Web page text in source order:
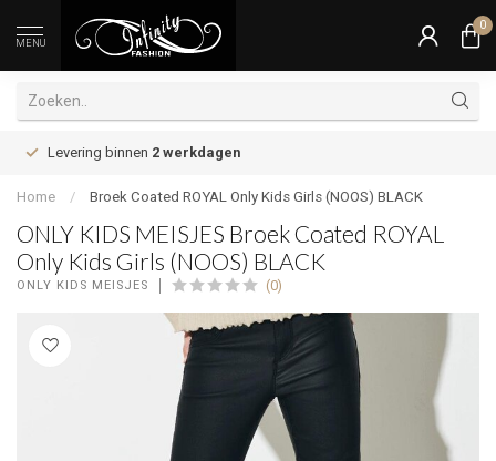
MENU
0
Levering binnen 2 werkdagen
Home / Broek Coated ROYAL Only Kids Girls (NOOS) BLACK
ONLY KIDS MEISJES Broek Coated ROYAL
Only Kids Girls (NOOS) BLACK
ONLY KIDS MEISJES (0)